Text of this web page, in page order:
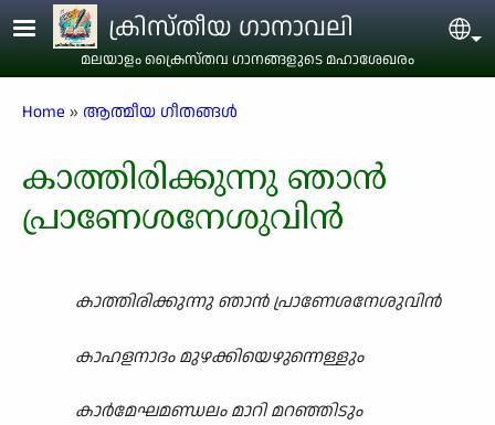
Skip to main contentക്രിസ്തീയ ഗാനാവലി
മലയാളം ക്രൈസ്തവ ഗാനങ്ങളുടെ മഹാശേഖരം
Breadcrumb
Home ആത്മീയ ഗീതങ്ങൾ
കാത്തിരിക്കുന്നു ഞാൻ
പ്രാണേശനേശുവിൻ
കാത്തിരിക്കുന്നു ഞാൻ പ്രാണേശനേശുവിൻ
കാഹളനാദം മുഴക്കിയെഴുന്നെള്ളും
കാർമേഘമണ്ഡലം മാറി മറഞ്ഞിടും